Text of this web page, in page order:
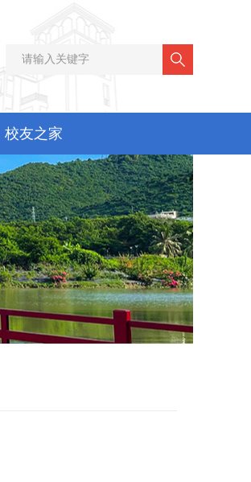
校友之家